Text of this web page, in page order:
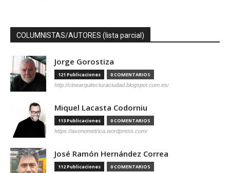
COLUMNISTAS/AUTORES (lista parcial)
Jorge Gorostiza
121 Publicaciones 0 COMENTARIOS
http://cinearquitecturaciudad.blogspot.com.es/
Miquel Lacasta Codorniu
113 Publicaciones 0 COMENTARIOS
https://axonometrica.wordpress.com/
José Ramón Hernández Correa
112 Publicaciones 0 COMENTARIOS